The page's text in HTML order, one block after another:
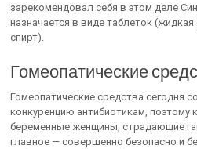
зарекомендовал себя в этом деле
назначается в виде таблеток
спирт).
Гомеопатические
Гомеопатические средства сегодня
конкуренцию антибиотикам, поэтому
беременные женщины, страдающие
главное — совершенно безопасно и